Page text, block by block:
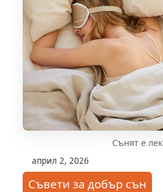
Сънят е лек
април 2, 2026
Съвети за добър сън